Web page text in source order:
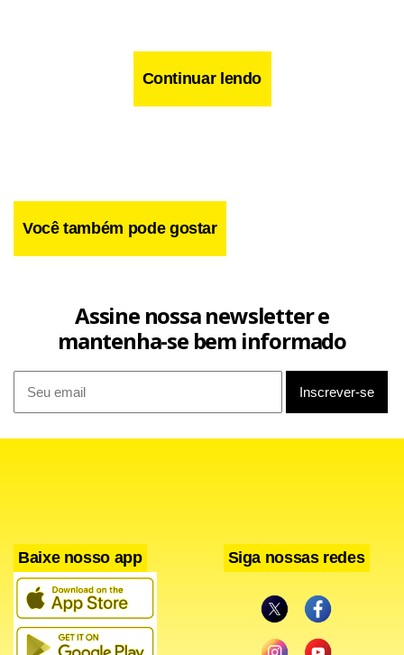
“É possível que ele não tenha falado sério. Talvez tenha
tomado sua decisão em um momento que não queria fazê-
Facebook
WhatsApp
LinkedIn Telegram
Share
Continuar lendo
Você também pode gostar
Assine nossa newsletter e
mantenha-se bem informado
Baixe nosso app Siga nossas redes